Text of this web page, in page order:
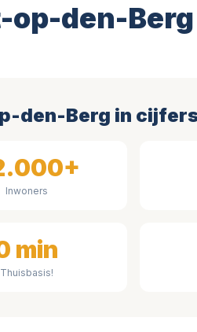
op-den-Berg
den-Berg in
Inwoners
min
Thuisbasis!